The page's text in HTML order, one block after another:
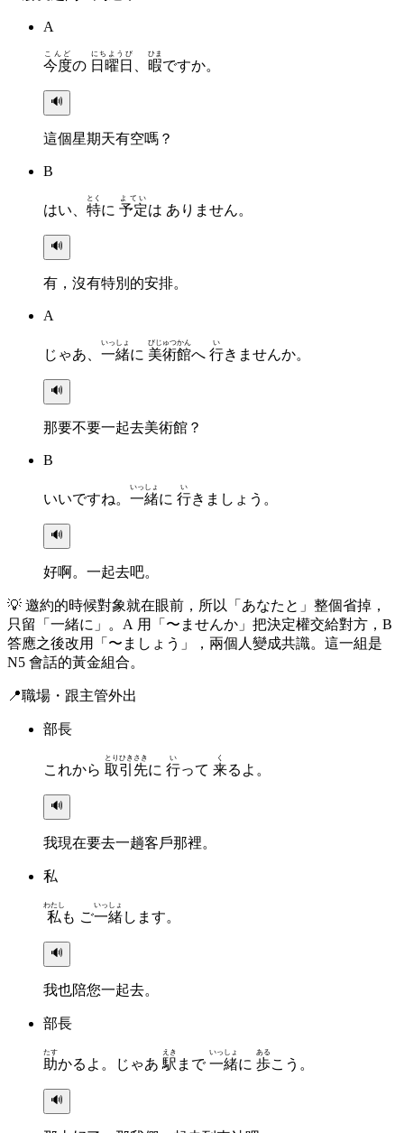
A
今度
こんど
の 日曜日
にちようび
、 暇
ひま
ですか。
🔊
這個星期天有空嗎？
B
はい、 特
とく
に 予定
よてい
は ありません。
🔊
有，沒有特別的安排。
A
じゃあ、 一緒
いっしょ
に 美術館
びじゅつかん
へ 行
い
きませんか。
🔊
那要不要一起去美術館？
B
いいですね。 一緒
いっしょ
に 行
い
きましょう。
🔊
好啊。一起去吧。
💡 邀約的時候對象就在眼前，所以「あなたと」整個省掉，
只留「一緒に」。A 用「〜ませんか」把決定權交給對方，B
答應之後改用「〜ましょう」，兩個人變成共識。這一組是
N5 會話的黃金組合。
📍職場・跟主管外出
部長
これから 取引先
とりひきさき
に 行
い
って 来
く
るよ。
🔊
我現在要去一趟客戶那裡。
私
私
わたし
も ご一緒
いっしょ
します。
🔊
我也陪您一起去。
部長
助
たす
かるよ。じゃあ駅
えき
まで一緒
いっしょ
に 歩
ある
こう。
🔊